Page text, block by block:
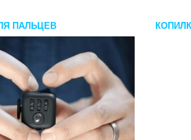
ПАЛЬЦЕВ
DARK